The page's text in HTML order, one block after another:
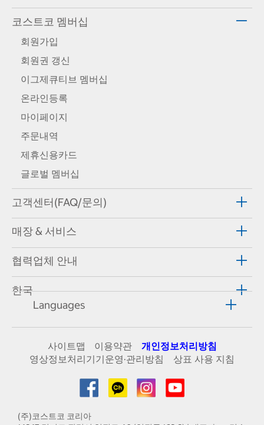
코스트코 멤버십
회원가입
회원권 갱신
이그제큐티브 멤버십
온라인등록
마이페이지
주문내역
제휴신용카드
글로벌 멤버십
고객센터(FAQ/문의)
매장 & 서비스
협력업체 안내
한국
Languages
사이트맵 이용약관
개인정보처리방침
영상정보처리기기운영·관리방침
상표 사용 지침
(주)코스트코 코리아